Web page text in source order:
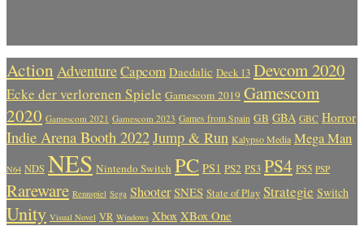
Action AdventureCapcom Daedalic Deck 13 Devcom 2020
Ecke der verlorenen Spiele Gamescom 2019 Gamescom
2020 Gamescom 2021 Gamescom 2023 Games from Spain GB GBA GBC Horror
Indie Arena Booth 2022Jump & Run Kalypso Media Mega Man
N64 NDS NES Nintendo Switch PC PS1 PS2 PS3 PS4 PS5 PSP
Rareware Rennspiel Sega Shooter SNES State of Play Strategie Switch
Unity Visual Novel VR Windows Xbox XBox One